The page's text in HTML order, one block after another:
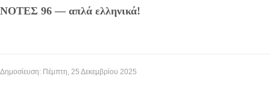
ΝΟΤΕΣ 96 — απλά ελληνικά!
Δημοσίευση: Πέμπτη, 25 Δεκεμβρίου 2025